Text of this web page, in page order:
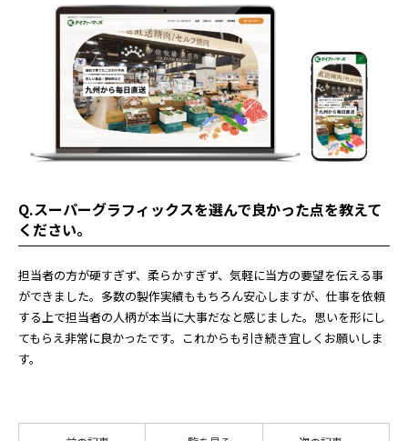
Q.スーパーグラフィックスを選んで良かった点を教えて
ください。
担当者の方が硬すぎず、柔らかすぎず、気軽に当方の要望を伝える事
ができました。多数の製作実績ももちろん安心しますが、仕事を依頼
する上で担当者の人柄が本当に大事だなと感じました。思いを形にし
てもらえ非常に良かったです。これからも引き続き宜しくお願いしま
す。